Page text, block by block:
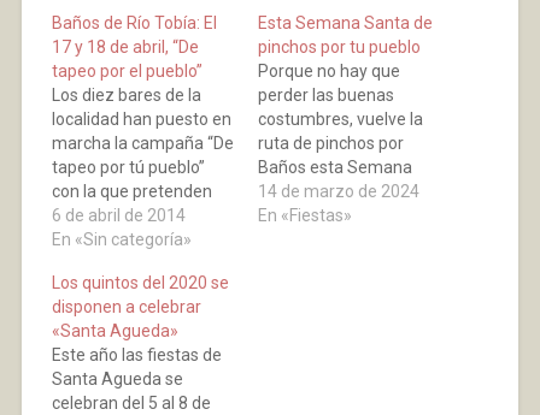
Baños de Río Tobía: El
17 y 18 de abril, “De
tapeo por el pueblo”
Los diez bares de la
localidad han puesto en
marcha la campaña “De
tapeo por tú pueblo”
con la que pretenden
animar a salir más a
sus vecinos a sus
incluso que hasta ellos
acuda gente de fuera.
Por ello anuncian para
los días 17 de abril,
JUEVES…
6 de abril de 2014
En «Sin categoría»
Esta Semana Santa de
pinchos por tu pueblo
Porque no hay que
perder las buenas
costumbres, vuelve la
ruta de pinchos por
Baños esta Semana
Santa. Si decides pasar
por aquí, déjese
14 de marzo de 2024
En «Fiestas»
Los quintos del 2020 se
disponen a celebrar
«Santa Agueda»
Este año las fiestas de
Santa Agueda se
celebran del 5 al 8 de